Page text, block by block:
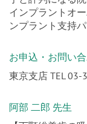
インプラントオ
ンプラント支持
お申込・お問い
東京支店 TEL
阿部 二郎 先生